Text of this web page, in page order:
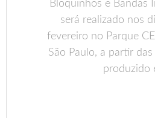
Bloquinhos e Bandas
será realizado nos
fevereiro no Parque
São Paulo, a partir
produzido